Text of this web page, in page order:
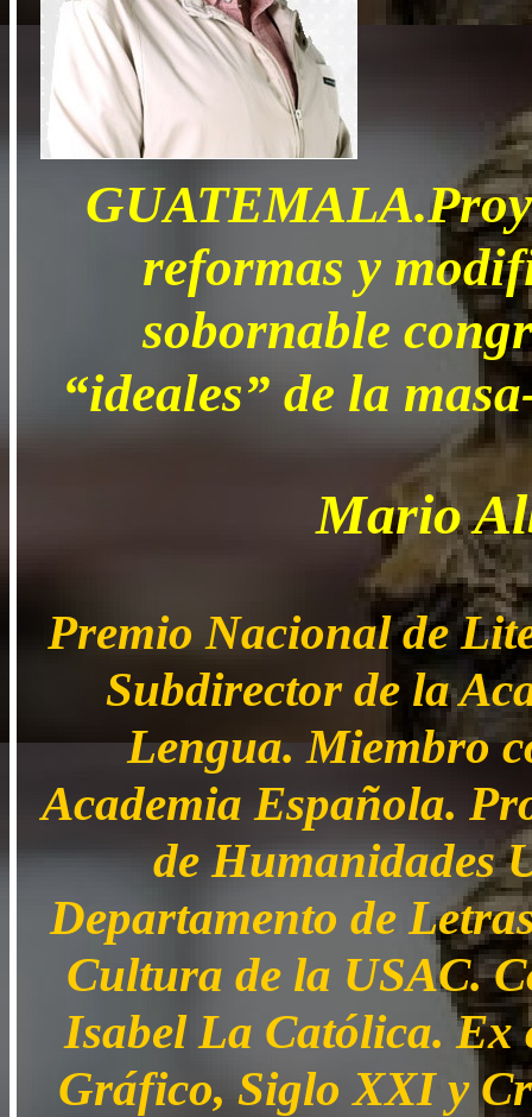
reformas y
sobornable
“ideales” de la
Mario
Premio Nacional de
Subdirector de la
Lengua. Miembro
Academia Española.
de Humanidades
Departamento de
Cultura de la USAC.
Isabel La Católica.
Gráfico, Siglo XXI y